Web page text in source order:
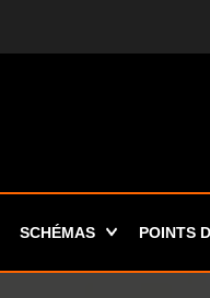
SCHÉMAS POINTS